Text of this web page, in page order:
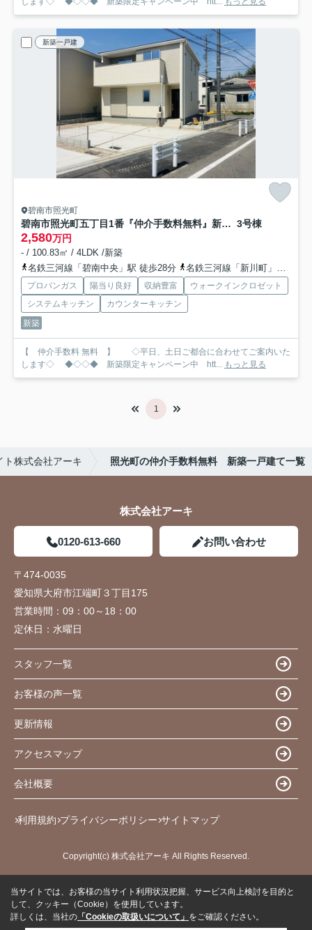
新築一戸建
碧南市照光町
碧南市照光町五丁目1番『仲介手数料無料』新築一戸建て・建売 3号棟
2,580万円
- / 100.83㎡ / 4LDK /新築
名鉄三河線「碧南中央」駅 徒歩28分
名鉄三河線「新川町」駅 徒歩35分
プロパンガス 陽当り良好 収納豊富
ウォークインクロゼット
システムキッチン
カウンターキッチン
新築
【 仲介手数料 無料 】 ◇平日、土日ご都合に合わせてご案内いた
します◇ ◆◇◇◆ 新築限定キャンペーン中 htt... もっと見る
1
ト株式会社アーキ 照光町の仲介手数料無料 新築一戸建て一覧
株式会社アーキ
0120-613-660 お問い合わせ
〒474-0035
愛知県大府市江端町３丁目175
営業時間： 09：00～18：00
定休日： 水曜日
スタッフ一覧
お客様の声一覧
更新情報
アクセスマップ
会社概要
利用規約 プライバシーポリシー サイトマップ
Copyright(c) 株式会社アーキ All Rights Reserved.
当サイトでは、お客様の当サイト利用状況把握、サービス向上検討を目的と
して、クッキー（Cookie）を使用しています。
詳しくは、当社の 「Cookieの取扱いについて」 をご確認ください。